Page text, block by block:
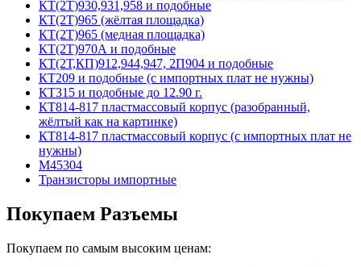
КТ(2Т)930,931,958 и подобные
КТ(2Т)965 (жёлтая площадка)
КТ(2Т)965 (медная площадка)
КТ(2Т)970А и подобные
КТ(2Т,КП)912,944,947, 2П904 и подобные
КТ209 и подобные (с импортных плат не нужны)
КТ315 и подобные до 12.90 г.
КТ814-817 пластмассовый корпус (разобранный,
жёлтый как на картинке)
КТ814-817 пластмассовый корпус (с импортных плат не
нужны)
М45304
Транзисторы импортные
Покупаем Разъемы
Покупаем по самым высоким ценам: